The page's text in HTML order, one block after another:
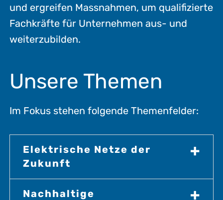
und ergreifen Massnahmen, um qualifizierte
Fachkräfte für Unternehmen aus- und
weiterzubilden.
Unsere Themen
Im Fokus stehen folgende Themenfelder:
Elektrische Netze der
Zukunft
Nachhaltige